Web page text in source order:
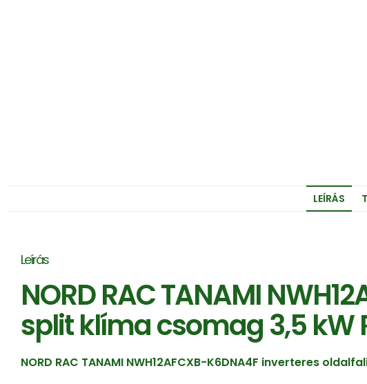
LEÍRÁS
Leírás
NORD RAC TANAMI
split klíma csomag 3,5 kW
NORD RAC TANAMI NWH12AFCXB-K6DNA4F inverteres